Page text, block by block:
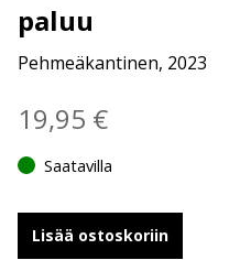
paluu
Pehmeäkantinen, 2023
19,95 €
Saatavilla
Lisää ostoskoriin